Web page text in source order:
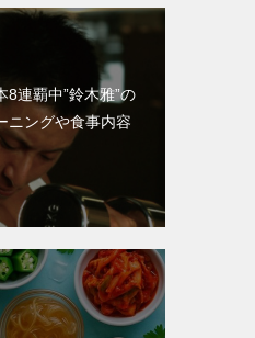
8連覇中”鈴木雅”の
ニングや食事内容